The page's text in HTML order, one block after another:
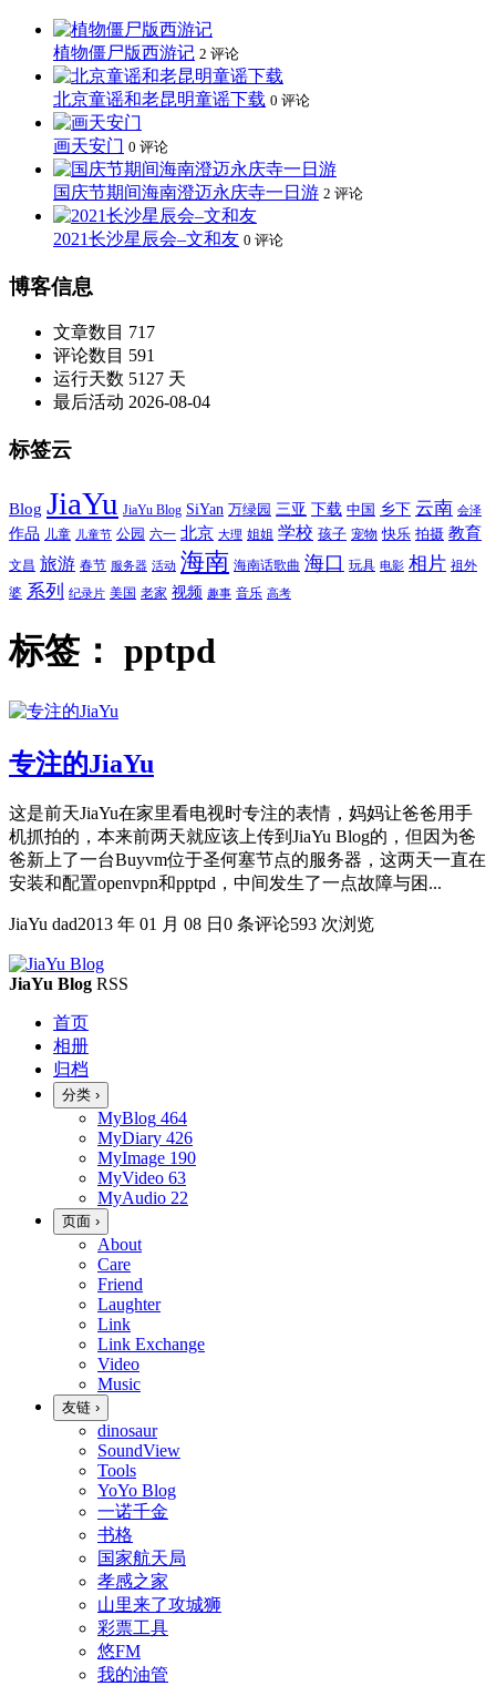
植物僵尸版西游记 2 评论
北京童谣和老昆明童谣下载 0 评论
画天安门 0 评论
国庆节期间海南澄迈永庆寺一日游 2 评论
2021长沙星辰会–文和友 0 评论
博客信息
文章数目 717
评论数目 591
运行天数 5127 天
最后活动 2026-08-04
标签云
Blog JiaYu JiaYu Blog SiYan 万绿园 三亚 下载 中国 乡下 云南 会泽
作品 儿童 儿童节 公园 六一 北京 大理 姐姐 学校 孩子 宠物 快乐 拍摄 教育
文昌 旅游 春节 服务器 活动 海南 海南话歌曲 海口 玩具 电影 相片 祖外
婆 系列 纪录片 美国 老家 视频 趣事 音乐 高考
标签： pptpd
专注的JiaYu
这是前天JiaYu在家里看电视时专注的表情，妈妈让爸爸用手
机抓拍的，本来前两天就应该上传到JiaYu Blog的，但因为爸
爸新上了一台Buyvm位于圣何塞节点的服务器，这两天一直在
安装和配置openvpn和pptpd，中间发生了一点故障与困...
JiaYu dad2013 年 01 月 08 日 0 条评论593 次浏览
JiaYu Blog RSS
首页
相册
归档
分类 ›
MyBlog 464
MyDiary 426
MyImage 190
MyVideo 63
MyAudio 22
页面 ›
About
Care
Friend
Laughter
Link
Link Exchange
Video
Music
友链 ›
dinosaur
SoundView
Tools
YoYo Blog
一诺千金
书格
国家航天局
孝感之家
山里来了攻城狮
彩票工具
悠FM
我的油管